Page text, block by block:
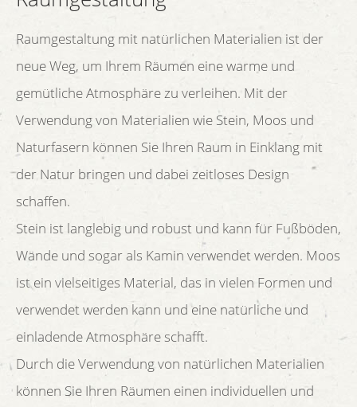
Raumgestaltung mit natürlichen Materialien ist der
neue Weg, um Ihrem Räumen eine warme und
gemütliche Atmosphäre zu verleihen. Mit der
Verwendung von Materialien wie Stein, Moos und
Naturfasern können Sie Ihren Raum in Einklang mit
der Natur bringen und dabei zeitloses Design
schaffen.
Stein ist langlebig und robust und kann für Fußböden,
Wände und sogar als Kamin verwendet werden. Moos
ist ein vielseitiges Material, das in vielen Formen und
verwendet werden kann und eine natürliche und
einladende Atmosphäre schafft.
Durch die Verwendung von natürlichen Materialien
können Sie Ihren Räumen einen individuellen und